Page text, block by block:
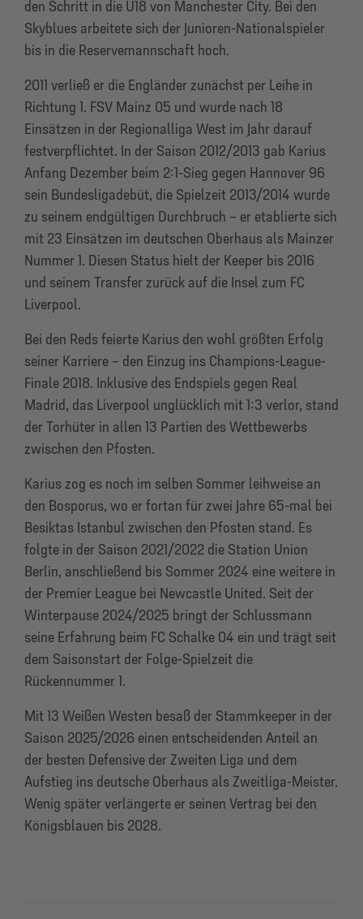
den Schritt in die U18 von Manchester City. Bei den
Skyblues arbeitete sich der Junioren-Nationalspieler
bis in die Reservemannschaft hoch.
2011 verließ er die Engländer zunächst per Leihe in
Richtung 1. FSV Mainz 05 und wurde nach 18
Einsätzen in der Regionalliga West im Jahr darauf
festverpflichtet. In der Saison 2012/2013 gab Karius
Anfang Dezember beim 2:1-Sieg gegen Hannover 96
sein Bundesligadebüt, die Spielzeit 2013/2014 wurde
zu seinem endgültigen Durchbruch – er etablierte sich
mit 23 Einsätzen im deutschen Oberhaus als Mainzer
Nummer 1. Diesen Status hielt der Keeper bis 2016
und seinem Transfer zurück auf die Insel zum FC
Liverpool.
Bei den Reds feierte Karius den wohl größten Erfolg
seiner Karriere – den Einzug ins Champions-League-
Finale 2018. Inklusive des Endspiels gegen Real
Madrid, das Liverpool unglücklich mit 1:3 verlor, stand
der Torhüter in allen 13 Partien des Wettbewerbs
zwischen den Pfosten.
Karius zog es noch im selben Sommer leihweise an
den Bosporus, wo er fortan für zwei Jahre 65-mal bei
Besiktas Istanbul zwischen den Pfosten stand. Es
folgte in der Saison 2021/2022 die Station Union
Berlin, anschließend bis Sommer 2024 eine weitere in
der Premier League bei Newcastle United. Seit der
Winterpause 2024/2025 bringt der Schlussmann
seine Erfahrung beim FC Schalke 04 ein und trägt seit
dem Saisonstart der Folge-Spielzeit die
Rückennummer 1.
Mit 13 Weißen Westen besaß der Stammkeeper in der
Saison 2025/2026 einen entscheidenden Anteil an
der besten Defensive der Zweiten Liga und dem
Aufstieg ins deutsche Oberhaus als Zweitliga-Meister.
Wenig später verlängerte er seinen Vertrag bei den
Königsblauen bis 2028.